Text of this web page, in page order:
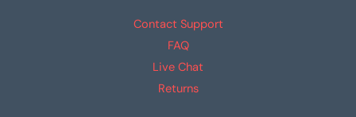
Contact Support
FAQ
Live Chat
Returns